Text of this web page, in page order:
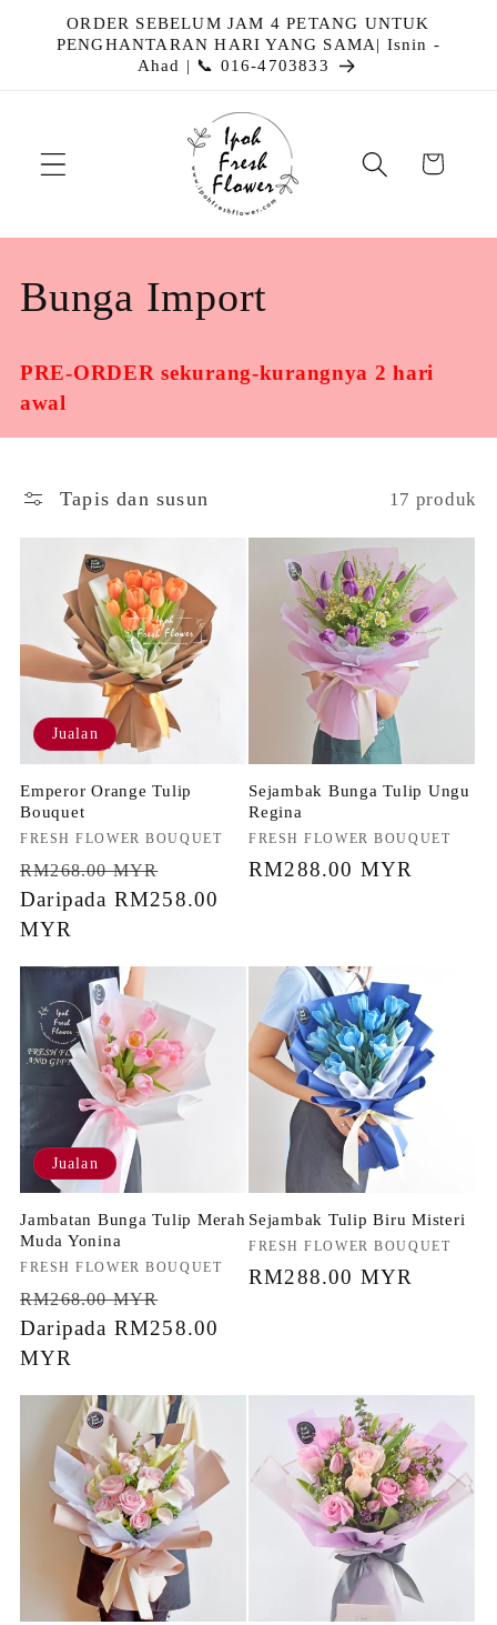
kandungan
ORDER SEBELUM JAM 4 PETANG UNTUK
PENGHANTARAN HARI YANG SAMA| Isnin -
Ahad | 📞 016-4703833
Troli
K
l
k
:
Bunga Import
PRE-ORDER sekurang-kurangnya 2 hari
awal
Tapis dan susun 17 produk
Jualan
Emperor Orange Tulip
Bouquet
Penjual:
FRESH FLOWER BOUQUET
Harga
biasa
RM268.00 MYR
jualan
Daripada RM258.00
MYR
Sejambak Bunga Tulip Ungu
Regina
Penjual:
FRESH FLOWER BOUQUET
Harga
RM288.00 MYR
Jualan
Jambatan Bunga Tulip Merah
Muda Yonina
Penjual:
FRESH FLOWER BOUQUET
Harga
biasa
RM268.00 MYR
jualan
Daripada RM258.00
MYR
Sejambak Tulip Biru Misteri
Penjual:
FRESH FLOWER BOUQUET
Harga
RM288.00 MYR